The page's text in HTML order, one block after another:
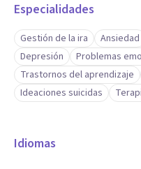
Especialidades
Gestión de la ira Ansiedad
Depresión
Problemas
Trastornos del aprendizaje
Ideaciones suicidas
Idiomas